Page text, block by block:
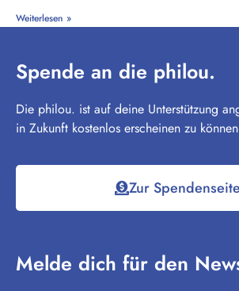
Weiterlesen »
Spende an die philou.
Die philou. ist auf deine Unterstützung
in Zukunft kostenlos erscheinen zu
Zur Spendenseite
Melde dich für den